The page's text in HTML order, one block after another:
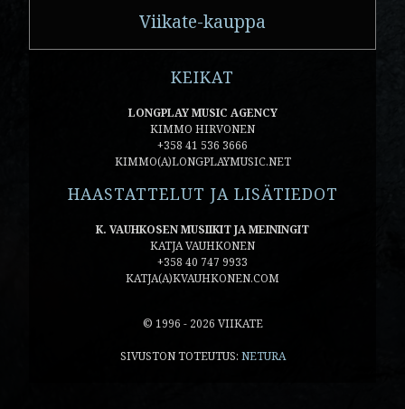
Viikate-kauppa
KEIKAT
LONGPLAY MUSIC AGENCY
KIMMO HIRVONEN
+358 41 536 3666
KIMMO(A)LONGPLAYMUSIC.NET
HAASTATTELUT JA LISÄTIEDOT
K. VAUHKOSEN MUSIIKIT JA MEININGIT
KATJA VAUHKONEN
+358 40 747 9933
KATJA(A)KVAUHKONEN.COM
© 1996 - 2026 VIIKATE
SIVUSTON TOTEUTUS: NETURA